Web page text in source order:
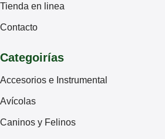
Tienda en linea
Contacto
Categoirías
Accesorios e Instrumental
Avícolas
Caninos y Felinos